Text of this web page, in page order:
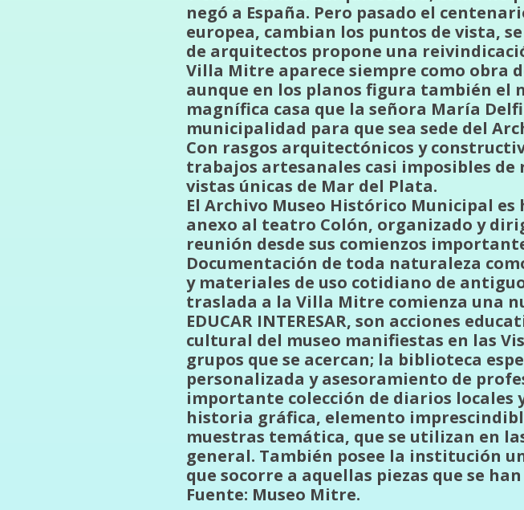
negó a España. Pero pasado el
europea, cambian los puntos de vista,
de arquitectos propone una
Villa Mitre aparece siempre como obra
aunque en los planos figura también el
magnífica casa que la señora María
municipalidad para que sea sede del
Con rasgos arquitectónicos y
trabajos artesanales casi imposibles
vistas únicas de Mar del Plata.
El Archivo Museo Histórico Municipal
anexo al teatro Colón, organizado y
reunión desde sus comienzos
Documentación de toda naturaleza
y materiales de uso cotidiano de
traslada a la Villa Mitre comienza una
EDUCAR INTERESAR, son acciones
cultural del museo manifiestas en las
grupos que se acercan; la biblioteca
personalizada y asesoramiento de
importante colección de diarios locales
historia gráfica, elemento
muestras temática, que se utilizan en
general. También posee la institución
que socorre a aquellas piezas que se
Fuente: Museo Mitre.